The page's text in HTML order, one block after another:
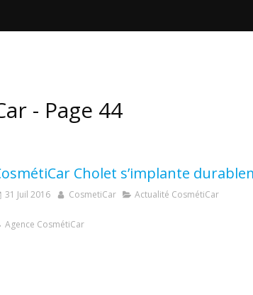
- Page 44
Cholet s’implante
31 Juil 2016 CosmetiCar Actualité CosmétiCar
Agence CosmétiCar